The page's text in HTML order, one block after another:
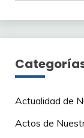
Actualidad de
Actos de